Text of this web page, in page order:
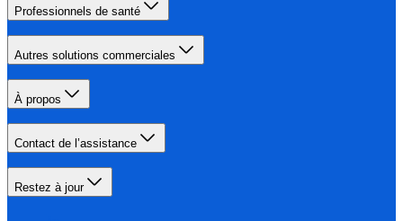
Professionnels de santé
Autres solutions commerciales
À propos
Contact de l’assistance
Restez à jour